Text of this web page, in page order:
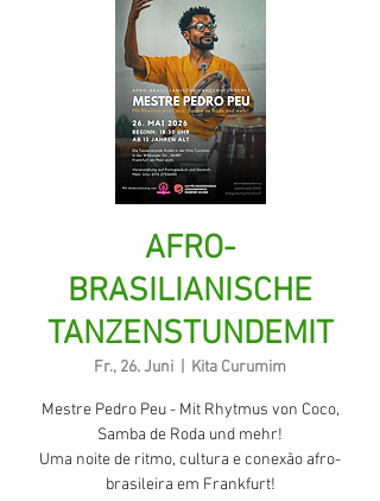
AFRO-
BRASILIANISCHE
TANZENSTUNDEMIT
Fr., 26. Juni Kita Curumim
Mestre Pedro Peu - Mit Rhytmus von Coco,
Samba de Roda und mehr!
Uma noite de ritmo, cultura e conexão afro-
brasileira em Frankfurt!